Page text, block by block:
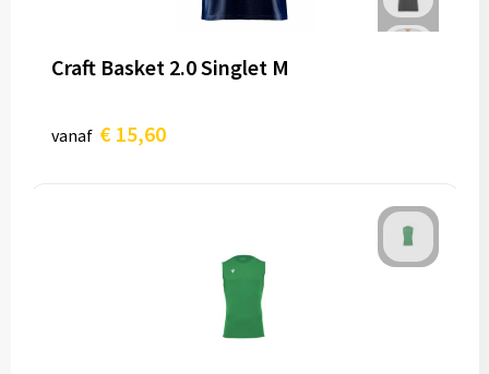
Craft Basket 2.0 Singlet M
vanaf € 15,60